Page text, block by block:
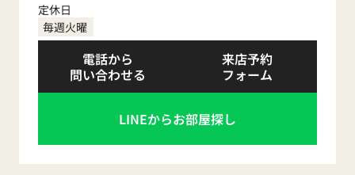
定休日
毎週火曜
電話から
問い合わせる
来店予約
フォーム
LINEからお部屋探し